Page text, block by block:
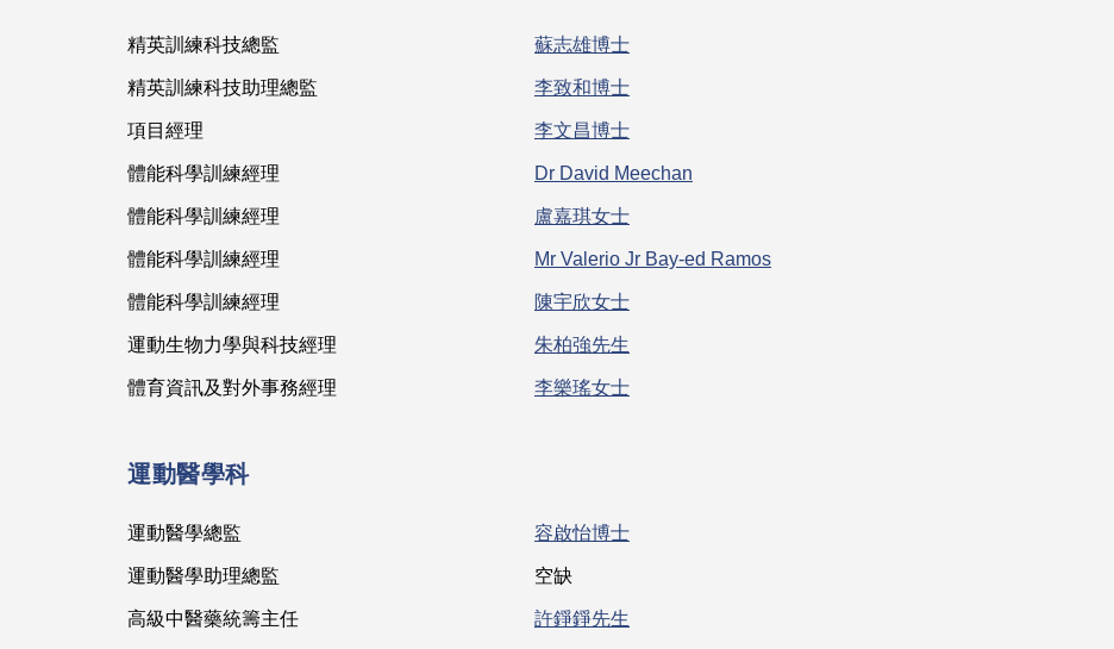
精英訓練科技總監
蘇志雄博士
精英訓練科技助理總監
李致和博士
項目經理
李文昌博士
體能科學訓練經理
Dr David Meechan
體能科學訓練經理
盧嘉琪女士
體能科學訓練經理
Mr Valerio Jr Bay-ed Ramos
體能科學訓練經理
陳宇欣女士
運動生物力學與科技經理
朱柏強先生
體育資訊及對外事務經理
李樂瑤女士
運動醫學科
運動醫學總監
容啟怡博士
運動醫學助理總監
空缺
高級中醫藥統籌主任
許錚錚先生